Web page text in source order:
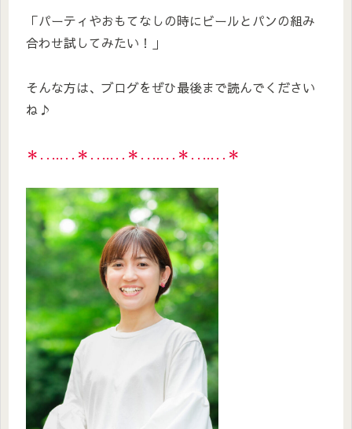
「パーティやおもてなしの時にビールとパンの組み
合わせ試してみたい！」
そんな方は、ブログをぜひ最後まで読んでください
ね♪
＊‥…‥＊‥…‥＊‥…‥＊‥…‥＊